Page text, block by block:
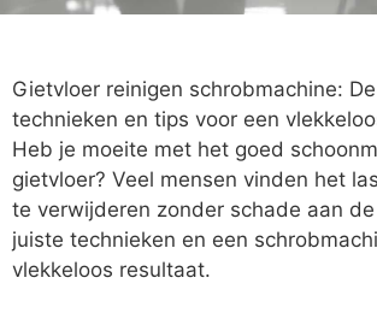
Gietvloer reinigen schrobmachine:
technieken en tips voor een
Heb je moeite met het goed
gietvloer? Veel mensen vinden het
te verwijderen zonder schade aan
juiste technieken en een
vlekkeloos resultaat.